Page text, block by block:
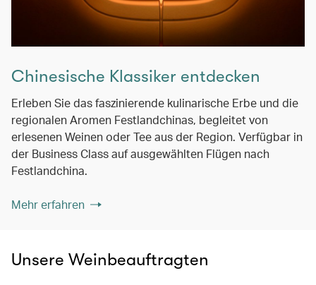
Chinesische Klassiker entdecken
Erleben Sie das faszinierende kulinarische Erbe und die
regionalen Aromen Festlandchinas, begleitet von
erlesenen Weinen oder Tee aus der Region. Verfügbar in
der Business Class auf ausgewählten Flügen nach
Festlandchina.
Mehr erfahren
Unsere Weinbeauftragten